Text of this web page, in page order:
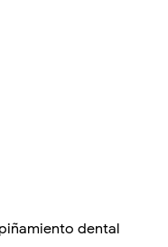
dental